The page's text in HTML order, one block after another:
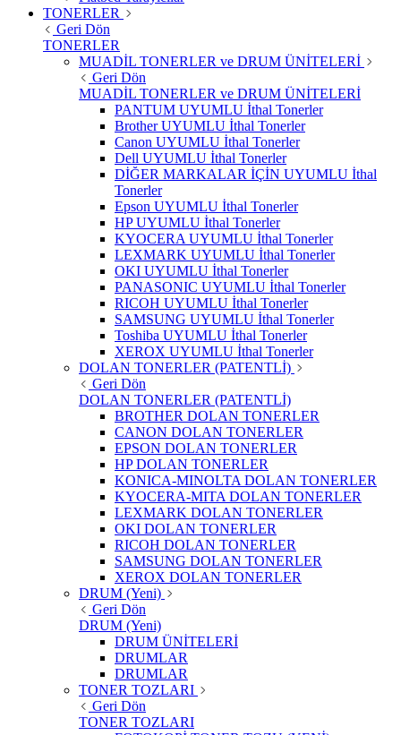
TONERLER
Geri Dön
TONERLER
MUADİL TONERLER ve DRUM ÜNİTELERİ
Geri Dön
MUADİL TONERLER ve DRUM ÜNİTELERİ
PANTUM UYUMLU İthal Tonerler
Brother UYUMLU İthal Tonerler
Canon UYUMLU İthal Tonerler
Dell UYUMLU İthal Tonerler
DİĞER MARKALAR İÇİN UYUMLU İthal
Tonerler
Epson UYUMLU İthal Tonerler
HP UYUMLU İthal Tonerler
KYOCERA UYUMLU İthal Tonerler
LEXMARK UYUMLU İthal Tonerler
OKI UYUMLU İthal Tonerler
PANASONIC UYUMLU İthal Tonerler
RICOH UYUMLU İthal Tonerler
SAMSUNG UYUMLU İthal Tonerler
Toshiba UYUMLU İthal Tonerler
XEROX UYUMLU İthal Tonerler
DOLAN TONERLER (PATENTLİ)
Geri Dön
DOLAN TONERLER (PATENTLİ)
BROTHER DOLAN TONERLER
CANON DOLAN TONERLER
EPSON DOLAN TONERLER
HP DOLAN TONERLER
KONICA-MINOLTA DOLAN TONERLER
KYOCERA-MITA DOLAN TONERLER
LEXMARK DOLAN TONERLER
OKI DOLAN TONERLER
RICOH DOLAN TONERLER
SAMSUNG DOLAN TONERLER
XEROX DOLAN TONERLER
DRUM (Yeni)
Geri Dön
DRUM (Yeni)
DRUM ÜNİTELERİ
DRUMLAR
DRUMLAR
TONER TOZLARI
Geri Dön
TONER TOZLARI